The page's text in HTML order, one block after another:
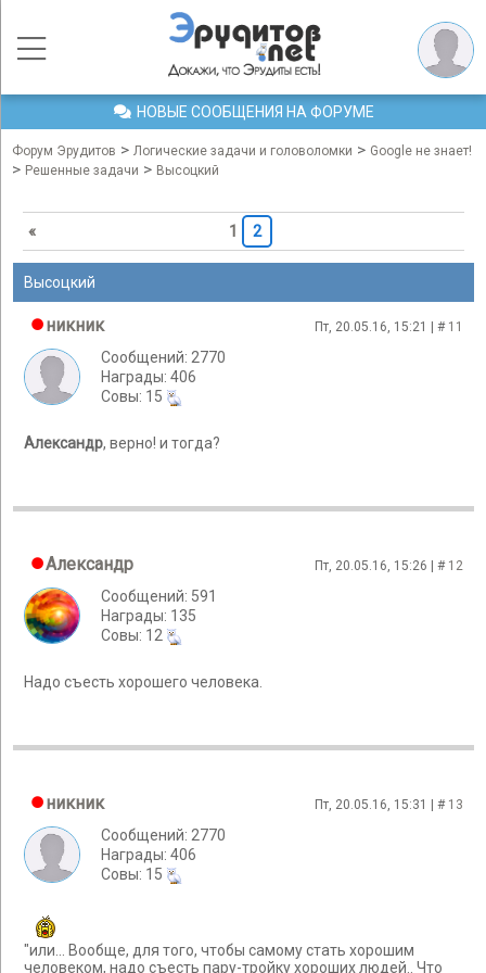
НОВЫЕ СООБЩЕНИЯ НА ФОРУМЕ
Форум Эрудитов > Логические задачи и головоломки > Google не знает!
> Решенные задачи > Высоцкий
« 1 2
Высоцкий
никник Пт, 20.05.16, 15:21 | # 11
Сообщений: 2770
Награды: 406
Cовы: 15
Александр, верно! и тогда?
Александр Пт, 20.05.16, 15:26 | # 12
Сообщений: 591
Награды: 135
Cовы: 12
Надо съесть хорошего человека.
никник Пт, 20.05.16, 15:31 | # 13
Сообщений: 2770
Награды: 406
Cовы: 15
"или... Вообще, для того, чтобы самому стать хорошим
человеком, надо съесть пару-тройку хороших людей.. Что